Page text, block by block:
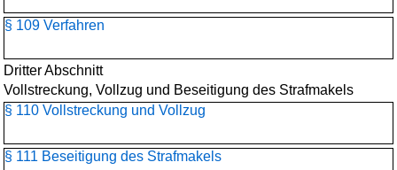
§ 109 Verfahren
Dritter Abschnitt
Vollstreckung, Vollzug und Beseitigung des Strafmakels
§ 110 Vollstreckung und Vollzug
§ 111 Beseitigung des Strafmakels